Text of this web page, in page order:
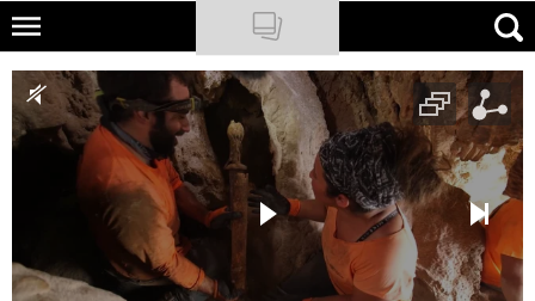
Skip
main
content
NATIONAL GEOGRAPHIC
TRAVELER
PODCASTY
Newsletter